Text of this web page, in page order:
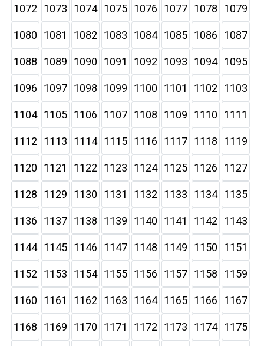
1072 1073 1074 1075 1076 1077 1078 1079
1080 1081 1082 1083 1084 1085 1086 1087
1088 1089 1090 1091 1092 1093 1094 1095
1096 1097 1098 1099 1100 1101 1102 1103
1104 1105 1106 1107 1108 1109 1110 1111
1112 1113 1114 1115 1116 1117 1118 1119
1120 1121 1122 1123 1124 1125 1126 1127
1128 1129 1130 1131 1132 1133 1134 1135
1136 1137 1138 1139 1140 1141 1142 1143
1144 1145 1146 1147 1148 1149 1150 1151
1152 1153 1154 1155 1156 1157 1158 1159
1160 1161 1162 1163 1164 1165 1166 1167
1168 1169 1170 1171 1172 1173 1174 1175